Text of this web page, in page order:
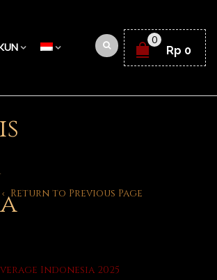
0
Rp 0
Indonesia 2025
Return to Previous Page